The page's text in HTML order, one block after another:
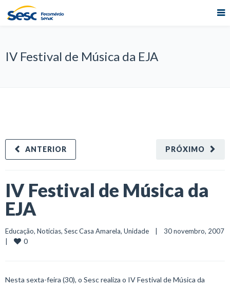
IV Festival de Música da EJA
PRÓXIMO
ANTERIOR
IV Festival de Música da
EJA
Educação, Notícias, Sesc Casa Amarela, Unidade
    |    30 novembro, 2007
0
Nesta sexta-feira (30), o Sesc realiza o IV Festival de Música da